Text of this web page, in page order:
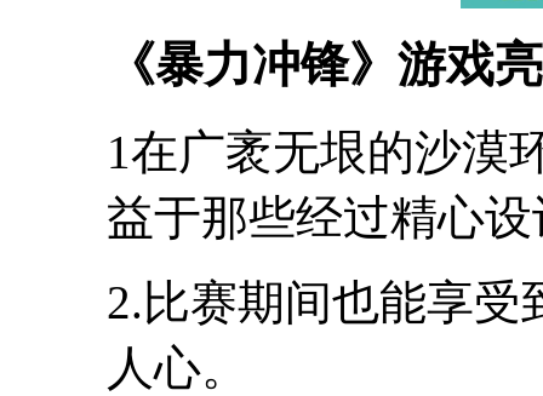
《暴力冲锋》游戏
1在广袤无垠的沙漠
益于那些经过精心
2.比赛期间也能享
人心。